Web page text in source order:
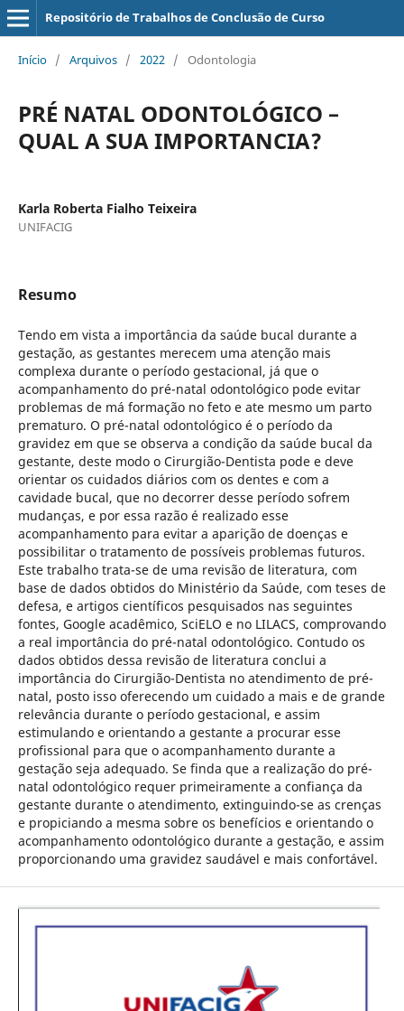
Repositório de Trabalhos de Conclusão de Curso
Início / Arquivos / 2022 / Odontologia
PRÉ NATAL ODONTOLÓGICO –
QUAL A SUA IMPORTANCIA?
Karla Roberta Fialho Teixeira
UNIFACIG
Resumo
Tendo em vista a importância da saúde bucal durante a
gestação, as gestantes merecem uma atenção mais
complexa durante o período gestacional, já que o
acompanhamento do pré-natal odontológico pode evitar
problemas de má formação no feto e ate mesmo um parto
prematuro. O pré-natal odontológico é o período da
gravidez em que se observa a condição da saúde bucal da
gestante, deste modo o Cirurgião-Dentista pode e deve
orientar os cuidados diários com os dentes e com a
cavidade bucal, que no decorrer desse período sofrem
mudanças, e por essa razão é realizado esse
acompanhamento para evitar a aparição de doenças e
possibilitar o tratamento de possíveis problemas futuros.
Este trabalho trata-se de uma revisão de literatura, com
base de dados obtidos do Ministério da Saúde, com teses de
defesa, e artigos científicos pesquisados nas seguintes
fontes, Google acadêmico, SciELO e no LILACS, comprovando
a real importância do pré-natal odontológico. Contudo os
dados obtidos dessa revisão de literatura conclui a
importância do Cirurgião-Dentista no atendimento de pré-
natal, posto isso oferecendo um cuidado a mais e de grande
relevância durante o período gestacional, e assim
estimulando e orientando a gestante a procurar esse
profissional para que o acompanhamento durante a
gestação seja adequado. Se finda que a realização do pré-
natal odontológico requer primeiramente a confiança da
gestante durante o atendimento, extinguindo-se as crenças
e propiciando a mesma sobre os benefícios e orientando o
acompanhamento odontológico durante a gestação, e assim
proporcionando uma gravidez saudável e mais confortável.